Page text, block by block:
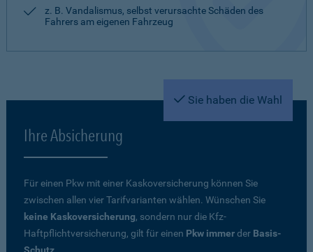
z. B. Vandalismus, selbst verursachte Schäden des
Fahrers am eigenen Fahrzeug
Sie haben die Wahl
Ihre Absicherung
Für einen Pkw mit einer Kaskoversicherung können Sie
zwischen allen vier Tarifvarianten wählen. Wünschen Sie
keine Kaskoversicherung, sondern nur die Kfz-
Haftpflichtversicherung, gilt für einen Pkw immerder Basis-